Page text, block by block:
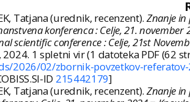
Tatjana (urednik, recenzent). Znanje in
konferenca : Celje, 21.
scientific conference : Celje, 21st
2024. 1 spletni vir (1 datoteka PDF (62
2026/02/zbornik-povzetkov-
ID 215442179]
Tatjana (urednik, recenzent). Znanje in